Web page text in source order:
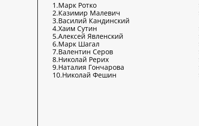
1.Марк Ротко
2.Казимир Малевич
3.Василий Кандинский
4.Хаим Сутин
5.Алексей Явленский
6.Марк Шагал
7.Валентин Серов
8.Николай Рерих
9.Наталия Гончарова
10.Николай Фешин